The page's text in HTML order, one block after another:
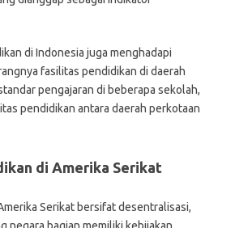
di Indonesia juga menghadapi
fasilitas pendidikan di daerah
pengajaran di beberapa sekolah,
pendidikan antara daerah perkotaan
di Amerika Serikat
Serikat bersifat desentralisasi,